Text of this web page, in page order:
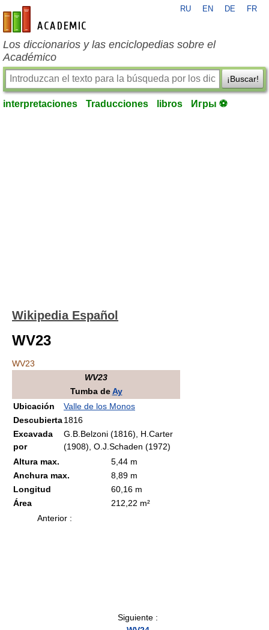
es-academic.com
RU EN DE FR
Los diccionarios y las enciclopedias sobre el
Académico
¡Buscar!
interpretaciones Traducciones libros Игры ⚽
Wikipedia Español
WV23
WV23
WV23
Tumba deAy
Ubicación
Valle de los Monos
Descubierta1816
Excavada
por
G.B.Belzoni (1816), H.Carter
(1908), O.J.Schaden (1972)
Altura max.
5,44 m
Anchura max.
8,89 m
Longitud
60,16 m
Área
212,22 m²
Anterior :
Siguiente :